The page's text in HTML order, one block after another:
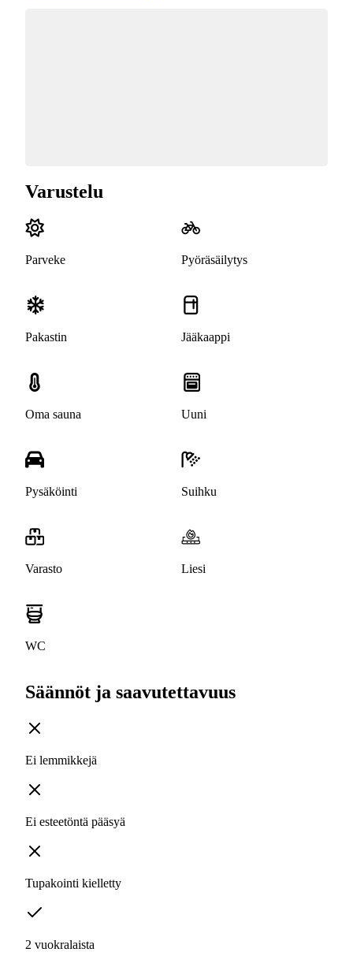
Varustelu
Parveke Pyöräsäilytys
Pakastin Jääkaappi
Oma sauna Uuni
Pysäköinti Suihku
Varasto Liesi
WC
Säännöt ja saavutettavuus
Ei lemmikkejä
Ei esteetöntä pääsyä
Tupakointi kielletty
2 vuokralaista